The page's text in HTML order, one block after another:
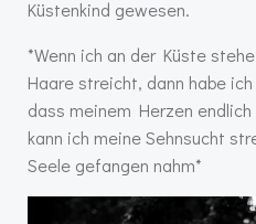
Küstenkind gewesen.
*Wenn ich an der Küste
Haare streicht, dann habe
dass meinem Herzen
kann ich meine Sehnsucht
Seele gefangen nahm*